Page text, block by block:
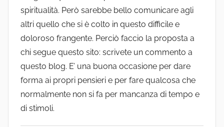
spiritualità. Però sarebbe bello comunicare agli
altri quello che si è colto in questo difficile e
doloroso frangente. Perciò faccio la proposta a
chi segue questo sito: scrivete un commento a
questo blog. E’ una buona occasione per dare
forma ai propri pensieri e per fare qualcosa che
normalmente non si fa per mancanza di tempo e
di stimoli.